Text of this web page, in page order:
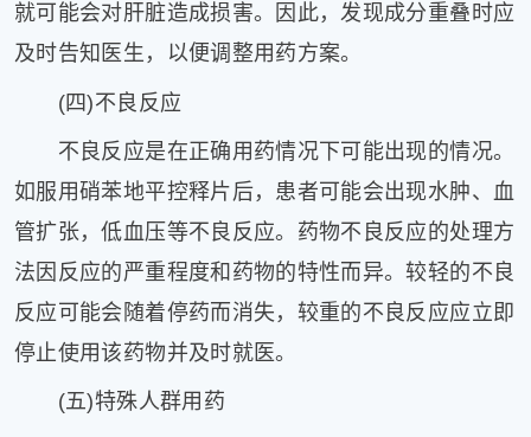
就可能会对肝脏造成损害。因此，发现成分重叠时应
及时告知医生，以便调整用药方案。
(四)不良反应
不良反应是在正确用药情况下可能出现的情况。
如服用硝苯地平控释片后，患者可能会出现水肿、血
管扩张，低血压等不良反应。药物不良反应的处理方
法因反应的严重程度和药物的特性而异。较轻的不良
反应可能会随着停药而消失，较重的不良反应应立即
停止使用该药物并及时就医。
(五)特殊人群用药